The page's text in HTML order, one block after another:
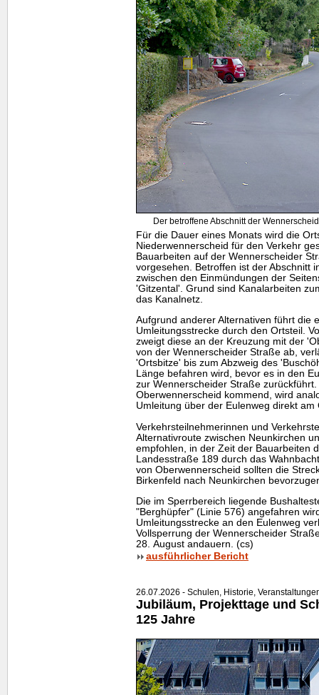
Der betroffene Abschnitt der
Für die Dauer eines Monats wird die
Niederwennerscheid für den Verkehr
Bauarbeiten auf der Wennerscheider
vorgesehen. Betroffen ist der Abschnitt
zwischen den Einmündungen der
'Gitzental'. Grund sind Kanalarbeiten
das Kanalnetz.
Aufgrund anderer Alternativen führt die
Umleitungsstrecke durch den Ortsteil.
zweigt diese an der Kreuzung mit der
von der Wennerscheider Straße ab,
'Ortsbitze' bis zum Abzweig des
Länge befahren wird, bevor es in den
zur Wennerscheider Straße
Oberwennerscheid kommend, wird
Umleitung über der Eulenweg direkt
Verkehrsteilnehmerinnen und
Alternativroute zwischen Neunkirchen
empfohlen, in der Zeit der Bauarbeiten
Landesstraße 189 durch das
von Oberwennerscheid sollten die
Birkenfeld nach Neunkirchen
Die im Sperrbereich liegende
"Berghüpfer" (Linie 576) angefahren
Umleitungsstrecke an den Eulenweg
Vollsperrung der Wennerscheider
28. August andauern. (cs)
ausführlicher Bericht
26.07.2026 - Schulen, Historie,
Jubiläum, Projekttage und
125 Jahre